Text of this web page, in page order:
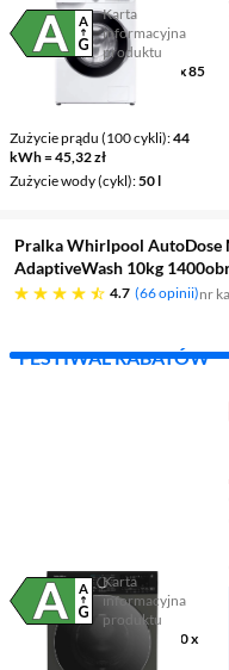
Karta
informacyjna
produktu
Plik w formacie pdf
(otworzy się w
Wymiary (GxSxW)
55 x 60 x 85
Zużycie prądu (100 cykli) 44
kWh = 45,32 zł
Zużycie wody (cykl) 50 l
Pralka Whirlpool AutoDose
AdaptiveWash 10kg
4.7
4.7 gwiazdek 66 opinii nr
FESTIWAL RABATÓW
Karta
informacyjna
produktu
Plik w formacie pdf
(otworzy się w
Wymiary (GxSxW)
55,3 x 60 x
84,5 cm